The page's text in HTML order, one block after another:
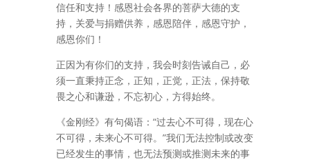
信任和支持！感恩社会各界的菩萨大德的支
持，关爱与捐赠供养，感恩陪伴，感恩守护，
感恩你们！
正因为有你们的支持，我会时刻告诫自己，必
须一直秉持正念，正知，正觉，正法，保持敬
畏之心和谦逊，不忘初心，方得始终。
《金刚经》有句偈语： “过去心不可得，现在心
不可得，未来心不可得。 ”我们无法控制或改变
已经发生的事情，也无法预测或推测未来的事